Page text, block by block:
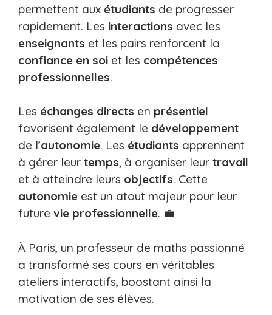
permettent aux étudiants de progresser
rapidement. Les interactions avec les
enseignants et les pairs renforcent la
confiance en soi et les compétences
professionnelles.
Les échanges directs en présentiel
favorisent également le développement
de l’autonomie. Les étudiants apprennent
à gérer leur temps, à organiser leur travail
et à atteindre leurs objectifs. Cette
autonomie est un atout majeur pour leur
future vie professionnelle. 💼
À Paris, un professeur de maths passionné
a transformé ses cours en véritables
ateliers interactifs, boostant ainsi la
motivation de ses élèves.